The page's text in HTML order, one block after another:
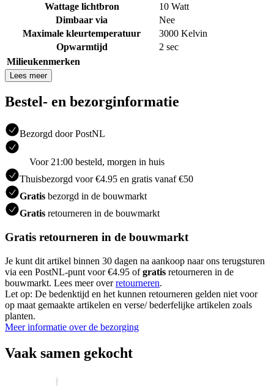
Wattage lichtbron
10 Watt
Dimbaar via
Nee
Maximale kleurtemperatuur
3000 Kelvin
Opwarmtijd
2 sec
Milieukenmerken
Lees meer
Bestel- en bezorginformatie
Bezorgd door PostNL
Voor 21:00 besteld, morgen in huis
Thuisbezorgd voor €4.95 en gratis vanaf €50
Gratis bezorgd in de bouwmarkt
Gratis retourneren in de bouwmarkt
Gratis retourneren in de bouwmarkt
Je kunt dit artikel binnen 30 dagen na aankoop naar ons terugsturen
via een PostNL-punt voor €4.95 ofgratis retourneren in de
bouwmarkt. Lees meer overretourneren.
Let op: De bedenktijd en het kunnen retourneren gelden niet voor
op maat gemaakte artikelen en verse/ bederfelijke artikelen zoals
planten.
Meer informatie over de bezorging
Vaak samen gekocht